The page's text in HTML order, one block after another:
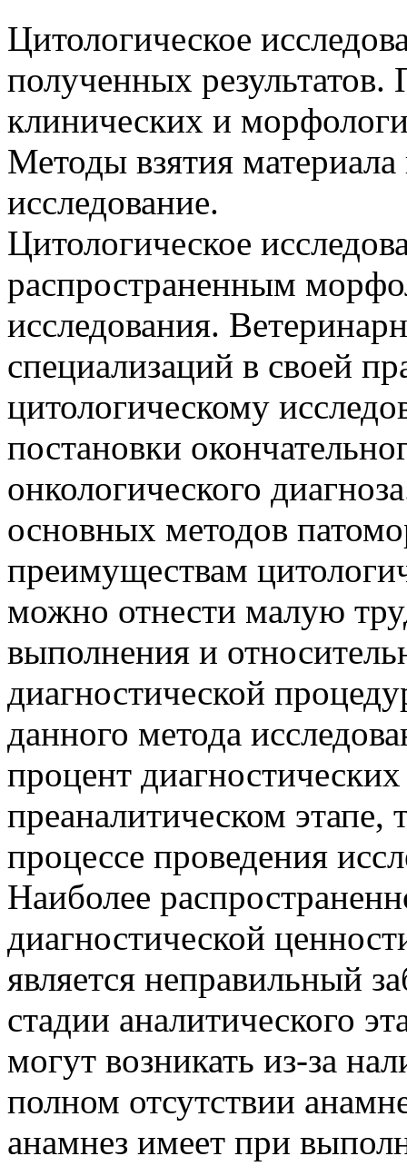
Цитологическое
полученных
клинических и
Методы взятия материала
исследование.
Цитологическое
распространенным
исследования.
специализаций в своей
цитологическому
постановки
онкологического
основных методов
преимуществам
можно отнести малую
выполнения и
диагностической
данного метода
процент
преаналитическом этапе,
процессе проведения
Наиболее
диагностической
является неправильный
стадии аналитического
могут возникать из-за
полном отсутствии
анамнез имеет при